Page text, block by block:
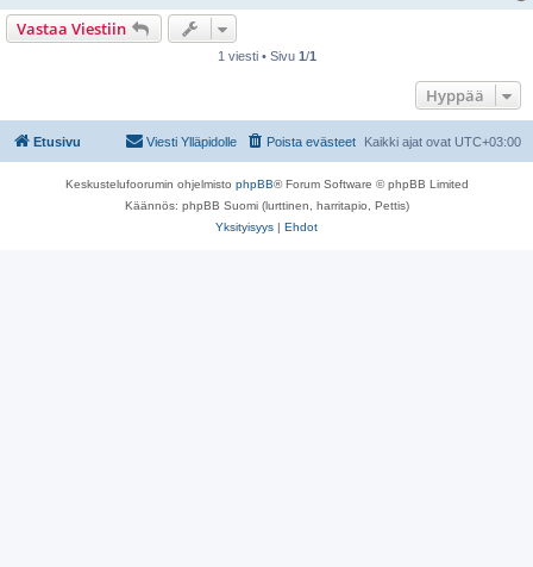
Vastaa Viestiin
1 viesti • Sivu 1/1
Hyppää
Etusivu Kaikki ajat ovat UTC+03:00
Poista evästeet
Viesti Ylläpidolle
Keskustelufoorumin ohjelmisto phpBB® Forum Software © phpBB Limited
Käännös: phpBB Suomi (lurttinen, harritapio, Pettis)
Yksityisyys | Ehdot